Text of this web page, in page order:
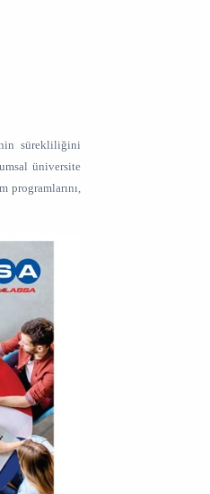
sürekliliğini
üniversite
programlarını,